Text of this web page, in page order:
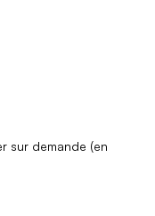
sur demande (en